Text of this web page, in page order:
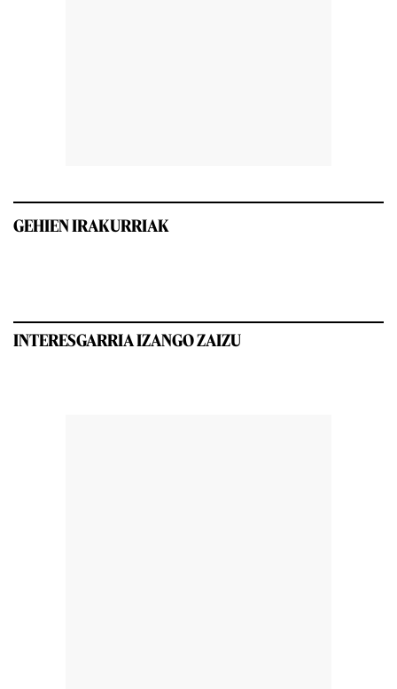
GEHIEN IRAKURRIAK
INTERESGARRIA IZANGO ZAIZU